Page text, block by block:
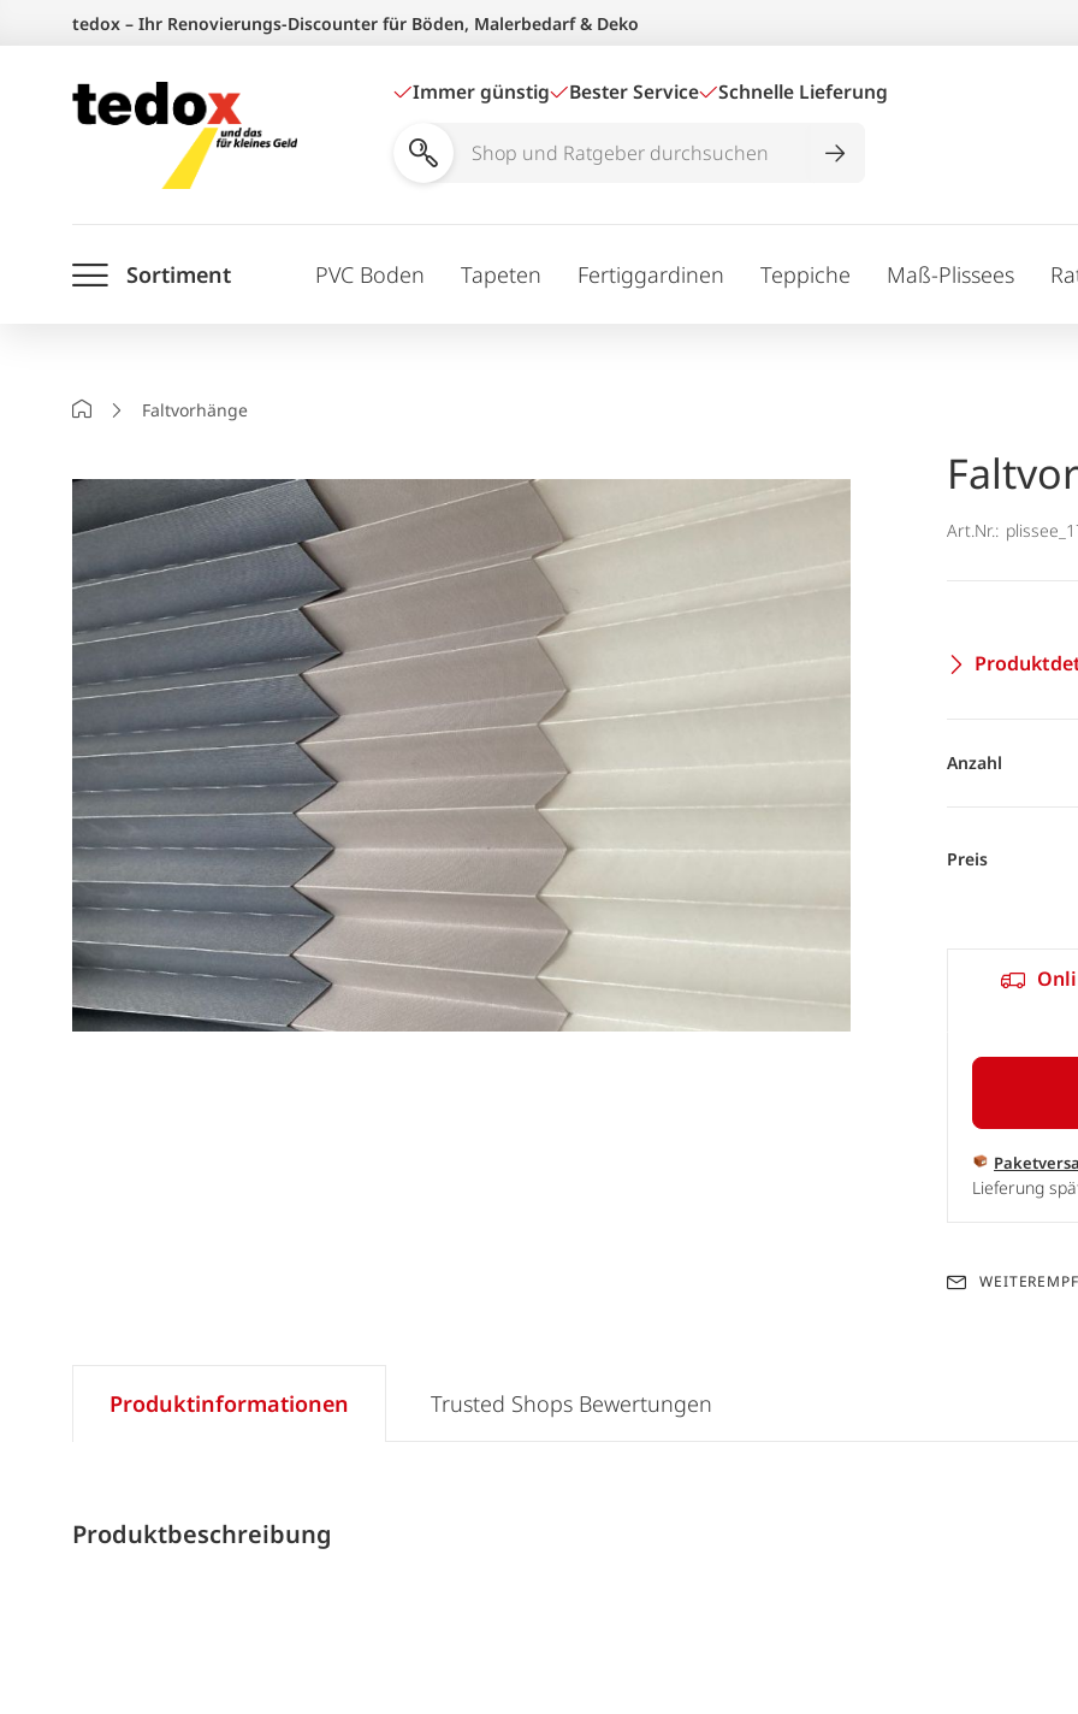
springen
tedox – Ihr Renovierungs-Discounter für Böden, Malerbedarf & Deko
Immer günstig Bester Service Schnelle Lieferung
Shop
durchsuchen
Sortiment PVC Boden Tapeten Fertiggardinen Teppiche Maß-Plissees
StartseiteFaltvorhänge
Art.Nr.:
Anzahl
Preis
Lieferung
Produktinformationen
Produktbeschreibung
Trusted Shops Bewertungen